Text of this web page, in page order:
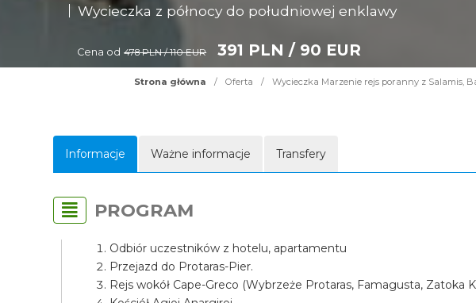
Wycieczka z północy do południowej enklawy
Cena od 478 PLN / 110 EUR 391 PLN / 90 EUR
Strona główna / Oferta / Wycieczka Marzenie rejs poranny z Salamis,
Informacje Ważne informacje Transfery
PROGRAM
Odbiór uczestników z hotelu, apartamentu
Przejazd do Protaras-Pier.
Rejs wokół Cape-Greco (Wybrzeże Protaras, Famagusta, Zatoka